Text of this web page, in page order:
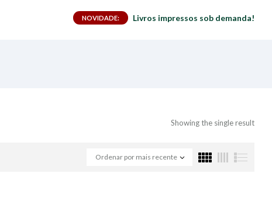
NOVIDADE: Livros impressos sob demanda!
Showing the single result
Ordenar por mais recente